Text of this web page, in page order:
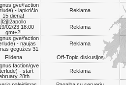
gve/faction
- lapkričio
15 dieną!
Reklama
[l2j]l2apollo
02/23 18:00
gmt+2!
Reklama
gve/faction
- naujas
gegužės 31
Reklama
Fildena Off-Topic diskusijos
faction/gve
- start
28th
Reklama